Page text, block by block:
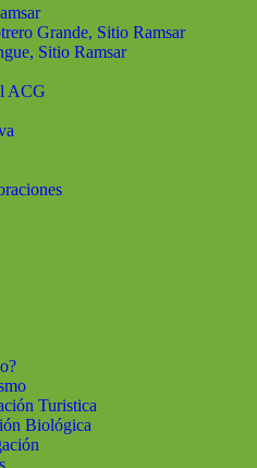
Grande, Sitio Ramsar
Sitio Ramsar
ACG
Turistica
Biológica